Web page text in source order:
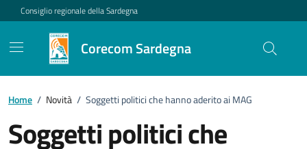
Vai ai contenuti
Vai al footer
Consiglio regionale della Sardegna
Corecom Sardegna
Home / Novità / Soggetti politici che hanno aderito ai MAG
Soggetti politici che